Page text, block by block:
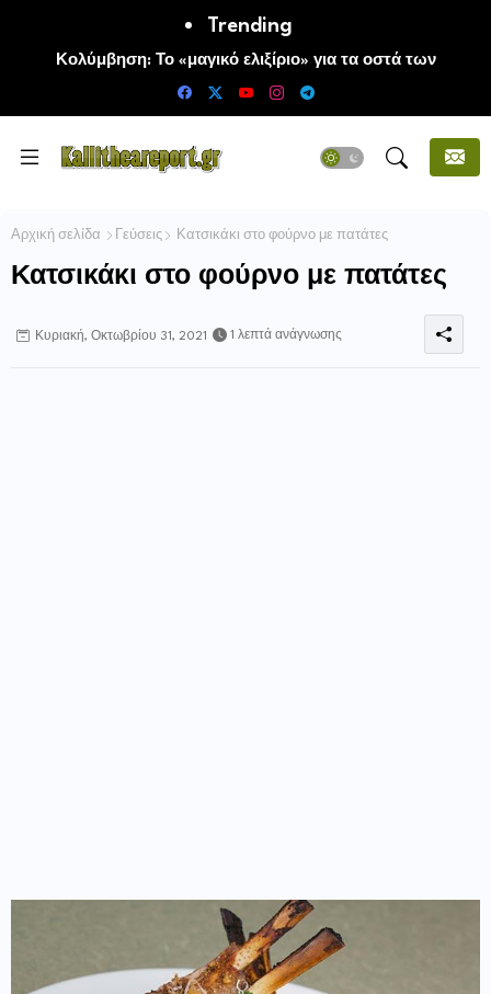
Trending
Κολύμβηση: Το «μαγικό ελιξίριο» για τα οστά των
ηλικιωμένων
Αρχική σελίδα Γεύσεις Κατσικάκι στο φούρνο με πατάτες
Κατσικάκι στο φούρνο με πατάτες
Κυριακή, Οκτωβρίου 31, 2021 1 λεπτά ανάγνωσης